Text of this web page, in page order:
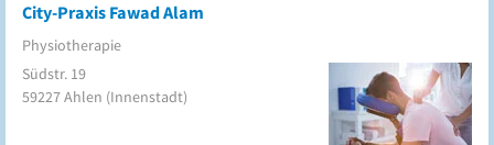
City-Praxis Fawad Alam
Physiotherapie
Südstr. 19
59227Ahlen (Innenstadt)